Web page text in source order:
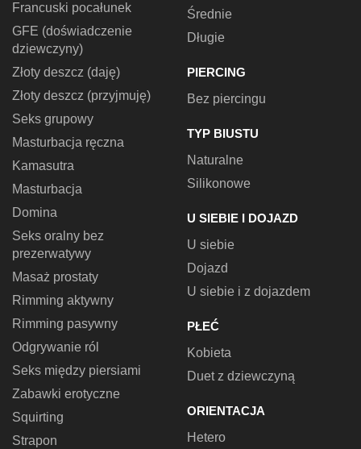
Francuski pocałunek
GFE (doświadczenie
dziewczyny)
Złoty deszcz (daję)
Złoty deszcz (przyjmuję)
Seks grupowy
Masturbacja ręczna
Kamasutra
Masturbacja
Domina
Seks oralny bez
prezerwatywy
Masaż prostaty
Rimming aktywny
Rimming pasywny
Odgrywanie ról
Seks między piersiami
Zabawki erotyczne
Squirting
Strapon
Średnie
Długie
PIERCING
Bez piercingu
TYP BIUSTU
Naturalne
Silikonowe
U SIEBIE I DOJAZD
U siebie
Dojazd
U siebie i z dojazdem
PŁEĆ
Kobieta
Duet z dziewczyną
ORIENTACJA
Hetero